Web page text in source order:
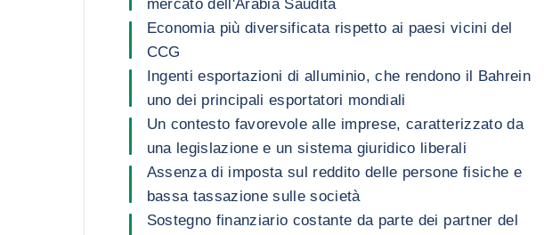
mercato dell'Arabia Saudita
Economia più diversificata rispetto ai paesi vicini del
CCG
Ingenti esportazioni di alluminio, che rendono il Bahrein
uno dei principali esportatori mondiali
Un contesto favorevole alle imprese, caratterizzato da
una legislazione e un sistema giuridico liberali
Assenza di imposta sul reddito delle persone fisiche e
bassa tassazione sulle società
Sostegno finanziario costante da parte dei partner del